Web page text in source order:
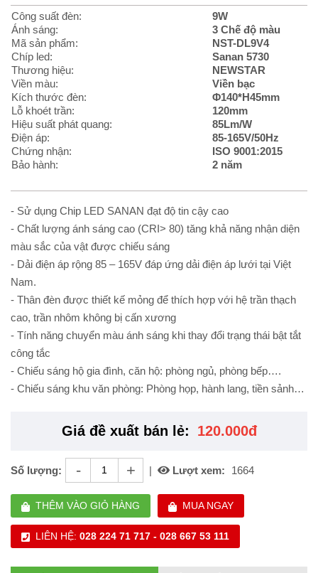
Công suất đèn:
9W
Ánh sáng:
3 Chế độ màu
Mã sản phẩm:
NST-DL9V4
Chíp led:
Sanan 5730
Thương hiệu:
NEWSTAR
Viền màu:
Viền bạc
Kích thước đèn:
Φ140*H45mm
Lỗ khoét trần:
120mm
Hiệu suất phát quang:
85Lm/W
Điện áp:
85-165V/50Hz
Chứng nhận:
ISO 9001:2015
Bảo hành:
2 năm
- Sử dụng Chip LED SANAN đạt độ tin cậy cao
- Chất lượng ánh sáng cao (CRI> 80) tăng khả năng nhận diện
màu sắc của vật được chiếu sáng
- Dải điện áp rộng 85 – 165V đáp ứng dải điện áp lưới tại Việt
Nam.
- Thân đèn được thiết kế mỏng để thích hợp với hệ trần thạch
cao, trần nhôm không bị cấn xương
- Tính năng chuyển màu ánh sáng khi thay đổi trạng thái bật tắt
công tắc
- Chiếu sáng hộ gia đình, căn hộ: phòng ngủ, phòng bếp….
- Chiếu sáng khu văn phòng: Phòng họp, hành lang, tiền sảnh…
Giá đề xuất bán lẻ: 120.000đ
Số lượng: - + | Lượt xem: 1664
THÊM VÀO GIỎ HÀNG MUA NGAY
LIÊN HỆ: 028 224 71 717 - 028 667 53 111